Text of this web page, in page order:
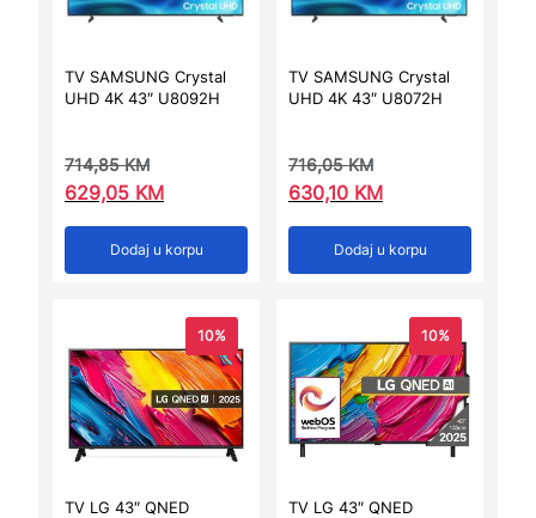
TV SAMSUNG Crystal
UHD 4K 43″ U8092H
714,85KM
629,05 KM
Dodaj u korpu
TV SAMSUNG Crystal
UHD 4K 43″ U8072H
716,05KM
630,10 KM
Dodaj u korpu
10%
TV LG 43″ QNED
10%
TV LG 43″ QNED